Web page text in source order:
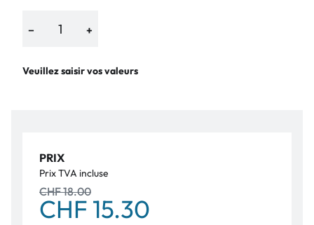
− +
Veuillez saisir vos valeurs
PRIX
Prix TVA incluse
CHF 18.00
CHF 15.30